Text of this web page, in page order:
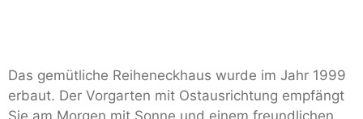
Das gemütliche Reiheneckhaus wurde im Jahr 1999
erbaut. Der Vorgarten mit Ostausrichtung empfängt
Sie am Morgen mit Sonne und einem freundlichen